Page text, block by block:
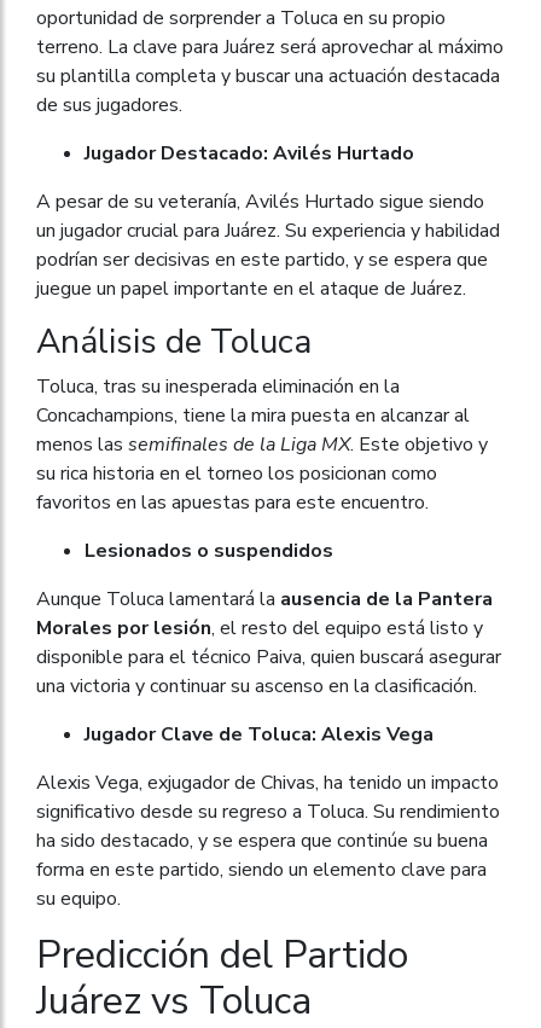
oportunidad de sorprender a Toluca en su propio
terreno. La clave para Juárez será aprovechar al máximo
su plantilla completa y buscar una actuación destacada
de sus jugadores.
Jugador Destacado: Avilés Hurtado
A pesar de su veteranía, Avilés Hurtado sigue siendo
un jugador crucial para Juárez. Su experiencia y habilidad
podrían ser decisivas en este partido, y se espera que
juegue un papel importante en el ataque de Juárez.
Análisis de Toluca
Toluca, tras su inesperada eliminación en la
Concachampions, tiene la mira puesta en alcanzar al
menos las semifinales de la Liga MX. Este objetivo y
su rica historia en el torneo los posicionan como
favoritos en las apuestas para este encuentro.
Lesionados o suspendidos
Aunque Toluca lamentará la ausencia de la Pantera
Morales por lesión, el resto del equipo está listo y
disponible para el técnico Paiva, quien buscará asegurar
una victoria y continuar su ascenso en la clasificación.
Jugador Clave de Toluca: Alexis Vega
Alexis Vega, exjugador de Chivas, ha tenido un impacto
significativo desde su regreso a Toluca. Su rendimiento
ha sido destacado, y se espera que continúe su buena
forma en este partido, siendo un elemento clave para
su equipo.
Predicción del Partido
Juárez vs Toluca